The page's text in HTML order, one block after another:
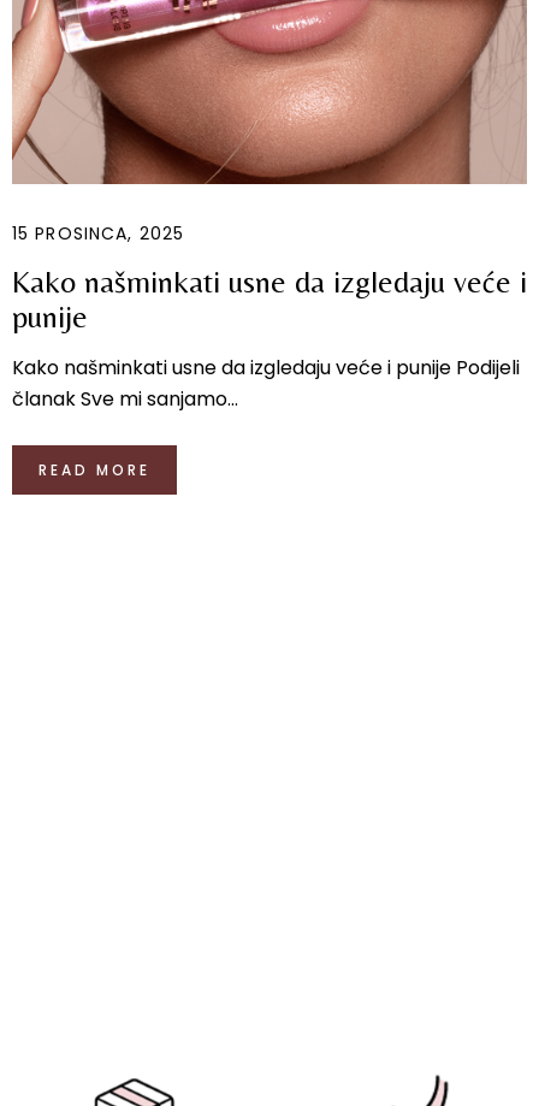
15 PROSINCA, 2025
Kako našminkati usne da izgledaju veće i
punije
Kako našminkati usne da izgledaju veće i punije Podijeli
članak Sve mi sanjamo...
READ MORE